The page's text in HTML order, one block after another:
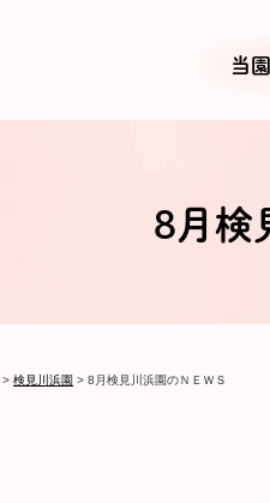
当
8月検
> 検見川浜園 > 8月検見川浜園のＮＥＷＳ